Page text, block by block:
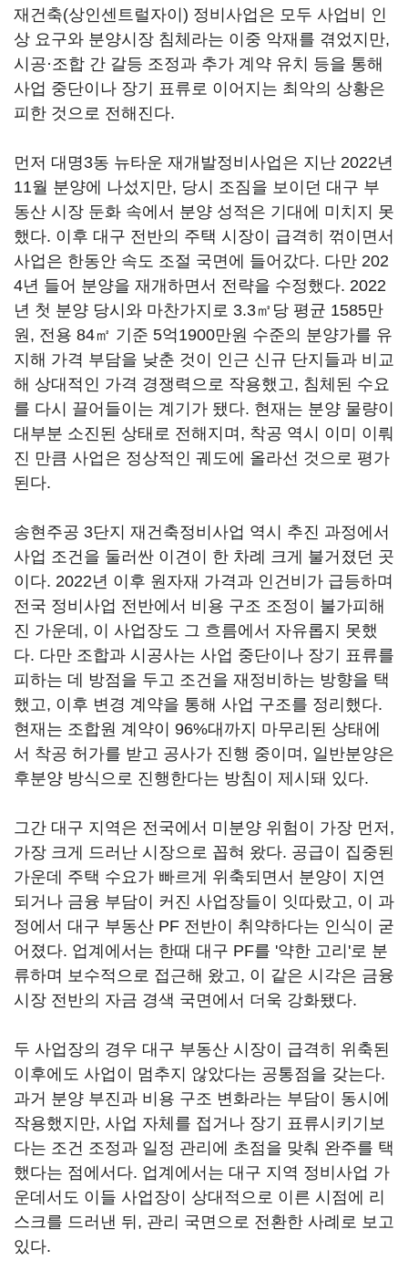
재건축(상인센트럴자이) 정비사업은 모두 사업비 인
상 요구와 분양시장 침체라는 이중 악재를 겪었지만,
시공·조합 간 갈등 조정과 추가 계약 유치 등을 통해
사업 중단이나 장기 표류로 이어지는 최악의 상황은
피한 것으로 전해진다.
먼저 대명3동 뉴타운 재개발정비사업은 지난 2022년
11월 분양에 나섰지만, 당시 조짐을 보이던 대구 부
동산 시장 둔화 속에서 분양 성적은 기대에 미치지 못
했다. 이후 대구 전반의 주택 시장이 급격히 꺾이면서
사업은 한동안 속도 조절 국면에 들어갔다. 다만 202
4년 들어 분양을 재개하면서 전략을 수정했다. 2022
년 첫 분양 당시와 마찬가지로 3.3㎡당 평균 1585만
원, 전용 84㎡ 기준 5억1900만원 수준의 분양가를 유
지해 가격 부담을 낮춘 것이 인근 신규 단지들과 비교
해 상대적인 가격 경쟁력으로 작용했고, 침체된 수요
를 다시 끌어들이는 계기가 됐다. 현재는 분양 물량이
대부분 소진된 상태로 전해지며, 착공 역시 이미 이뤄
진 만큼 사업은 정상적인 궤도에 올라선 것으로 평가
된다.
송현주공 3단지 재건축정비사업 역시 추진 과정에서
사업 조건을 둘러싼 이견이 한 차례 크게 불거졌던 곳
이다. 2022년 이후 원자재 가격과 인건비가 급등하며
전국 정비사업 전반에서 비용 구조 조정이 불가피해
진 가운데, 이 사업장도 그 흐름에서 자유롭지 못했
다. 다만 조합과 시공사는 사업 중단이나 장기 표류를
피하는 데 방점을 두고 조건을 재정비하는 방향을 택
했고, 이후 변경 계약을 통해 사업 구조를 정리했다.
현재는 조합원 계약이 96%대까지 마무리된 상태에
서 착공 허가를 받고 공사가 진행 중이며, 일반분양은
후분양 방식으로 진행한다는 방침이 제시돼 있다.
그간 대구 지역은 전국에서 미분양 위험이 가장 먼저,
가장 크게 드러난 시장으로 꼽혀 왔다. 공급이 집중된
가운데 주택 수요가 빠르게 위축되면서 분양이 지연
되거나 금융 부담이 커진 사업장들이 잇따랐고, 이 과
정에서 대구 부동산 PF 전반이 취약하다는 인식이 굳
어졌다. 업계에서는 한때 대구 PF를 '약한 고리'로 분
류하며 보수적으로 접근해 왔고, 이 같은 시각은 금융
시장 전반의 자금 경색 국면에서 더욱 강화됐다.
두 사업장의 경우 대구 부동산 시장이 급격히 위축된
이후에도 사업이 멈추지 않았다는 공통점을 갖는다.
과거 분양 부진과 비용 구조 변화라는 부담이 동시에
작용했지만, 사업 자체를 접거나 장기 표류시키기보
다는 조건 조정과 일정 관리에 초점을 맞춰 완주를 택
했다는 점에서다. 업계에서는 대구 지역 정비사업 가
운데서도 이들 사업장이 상대적으로 이른 시점에 리
스크를 드러낸 뒤, 관리 국면으로 전환한 사례로 보고
있다.